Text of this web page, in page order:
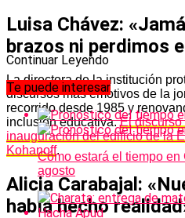
Luisa Chávez:
brazos ni perdimos
La directora de la institución
discursos más emotivos de la
recorrido desde 1985 y
inclusión educativa.El discurso
inauguración del edificio de la
Kohanoff.
Alicia Carabajal:
había hecho
Continuar Leyendo
Te puede interesar
Cómo estará el tiempo
agosto